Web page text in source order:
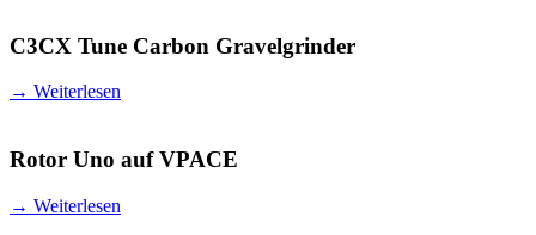
C3CX Tune Carbon Gravelgrinder
→ Weiterlesen
Rotor Uno auf VPACE
→ Weiterlesen